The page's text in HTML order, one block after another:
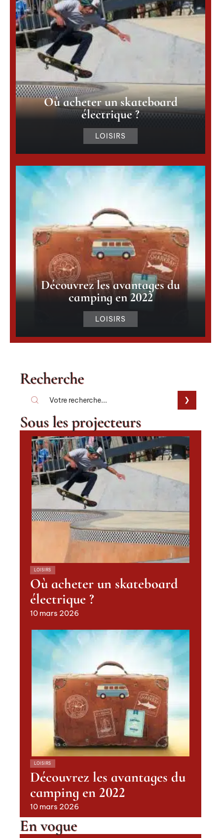
Où acheter un skateboard
électrique ?
LOISIRS
Découvrez les avantages du
camping en 2022
LOISIRS
Recherche
Sous les projecteurs
LOISIRS
Où acheter un skateboard
électrique ?
10 mars 2026
LOISIRS
Découvrez les avantages du
camping en 2022
10 mars 2026
En vogue